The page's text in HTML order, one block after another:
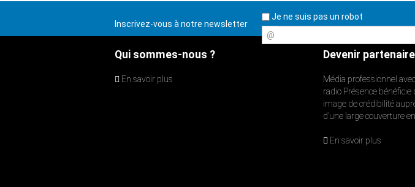
Inscrivez-vous à notre newsletter
Je ne suis pas un robot
@
Qui sommes-nous ?
En savoir plus
Devenir partenaire
Média professionnel
radio Présence bénéficie
image de crédibilité
d’une large couverture
En savoir plus